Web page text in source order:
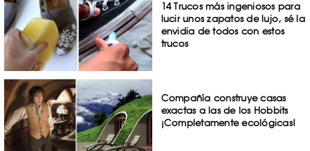
14 Trucos más ingeniosos para
lucir unos zapatos de lujo, sé la
envidia de todos con estos
trucos
Compañía construye casas
exactas a las de los Hobbits
¡Completamente ecológicas!